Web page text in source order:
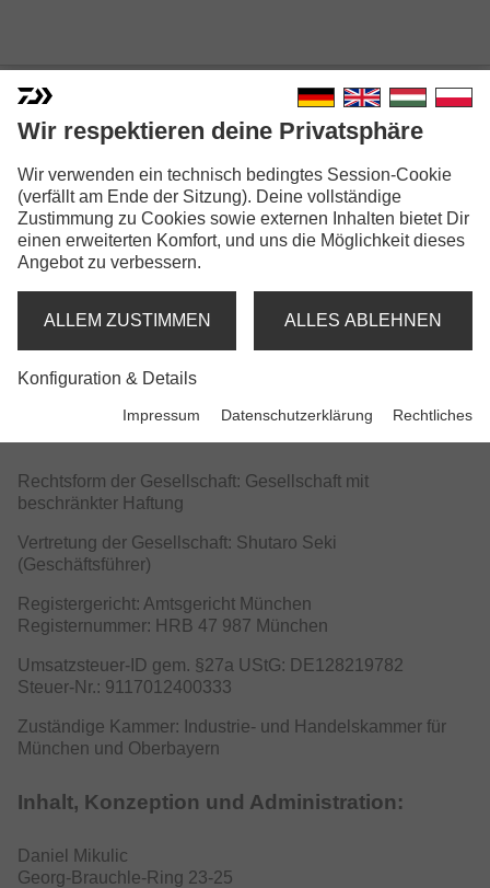
IMPRESSUM
Betreiber der Website:
DAIWA Germany GmbH
Deutschland
Rechtsform der Gesellschaft: Gesellschaft mit
beschränkter Haftung
Vertretung der Gesellschaft: Shutaro Seki
(Geschäftsführer)
Registergericht: Amtsgericht München
Registernummer: HRB 47 987 München
Umsatzsteuer-ID gem. §27a UStG: DE128219782
Steuer-Nr.: 9117012400333
Zuständige Kammer: Industrie- und Handelskammer für
München und Oberbayern
Inhalt, Konzeption und Administration:
Daniel Mikulic
Georg-Brauchle-Ring 23-25
Wir respektieren deine Privatsphäre
Wir verwenden ein technisch bedingtes Session-Cookie
(verfällt am Ende der Sitzung). Deine vollständige
Zustimmung zu Cookies sowie externen Inhalten bietet Dir
einen erweiterten Komfort, und uns die Möglichkeit dieses
Angebot zu verbessern.
ALLEM ZUSTIMMEN ALLES ABLEHNEN
Konfiguration & Details
Impressum Datenschutzerklärung Rechtliches